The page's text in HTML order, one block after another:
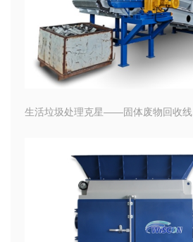
生活垃圾处理克星——固体废物回收线